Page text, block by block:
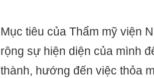
Mục tiêu của Thẩm mỹ viện
rộng sự hiện diện của mình
thành, hướng đến việc thỏa